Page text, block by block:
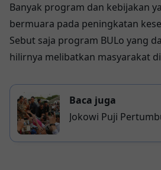
Banyak program dan kebijakan
bermuara pada peningkatan
Sebut saja program BULo yang
hilirnya melibatkan masyarakat
Baca juga
Jokowi Puji